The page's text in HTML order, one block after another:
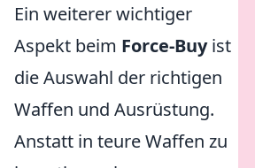
Ein weiterer wichtiger
Aspekt beim Force-Buyist
die Auswahl der richtigen
Waffen und Ausrüstung.
Anstatt in teure Waffen zu